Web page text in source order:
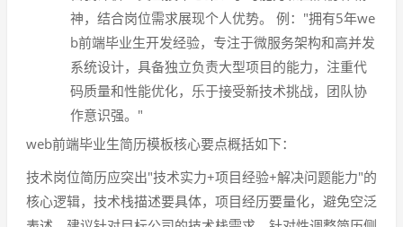
神，结合岗位需求展现个人优势。 例："拥有5年we
b前端毕业生开发经验，专注于微服务架构和高并发
系统设计，具备独立负责大型项目的能力，注重代
码质量和性能优化，乐于接受新技术挑战，团队协
作意识强。"
web前端毕业生简历模板核心要点概括如下：
技术岗位简历应突出"技术实力+项目经验+解决问题能力"的
核心逻辑，技术栈描述要具体，项目经历要量化，避免空泛